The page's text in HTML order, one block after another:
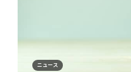
ニュース